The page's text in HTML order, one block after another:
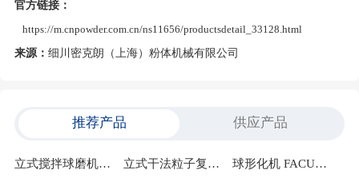
官方链接：
https://m.cnpowder.com.cn/ns11656/productsdetail_33128.html
来源： 细川密克朗（上海）粉体机械有限公司
推荐产品 供应产品
立式搅拌球磨机Pulvis PV 立式干法粒子复合化设备NOBILTA® NOB-VC 球形化机 FACULTY